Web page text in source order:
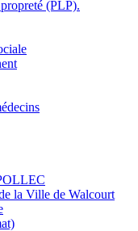
(PLP).
la Ville de Walcourt